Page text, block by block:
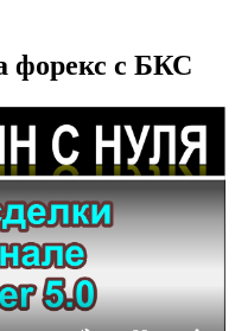
форекс с БКС